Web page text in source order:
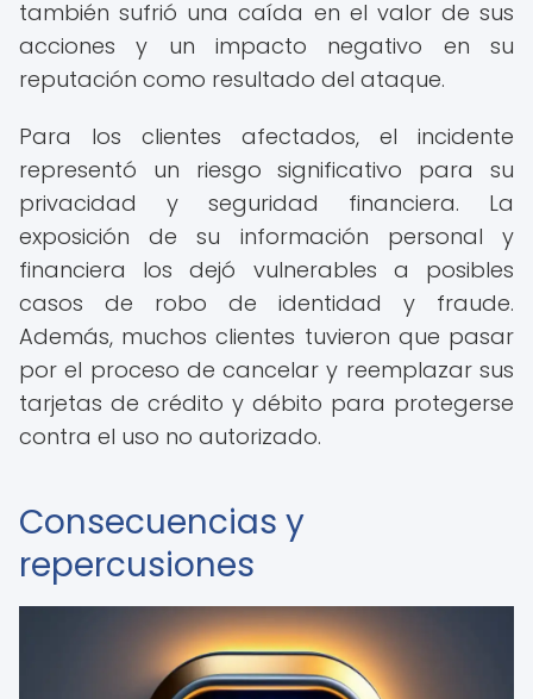
también sufrió una caída en el valor de sus
acciones y un impacto negativo en su
reputación como resultado del ataque.
Para los clientes afectados, el incidente
representó un riesgo significativo para su
privacidad y seguridad financiera. La
exposición de su información personal y
financiera los dejó vulnerables a posibles
casos de robo de identidad y fraude.
Además, muchos clientes tuvieron que pasar
por el proceso de cancelar y reemplazar sus
tarjetas de crédito y débito para protegerse
contra el uso no autorizado.
Consecuencias y
repercusiones